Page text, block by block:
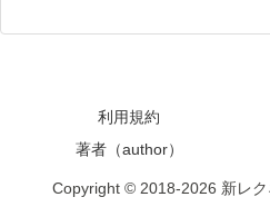
利用規約
著者（author）
Copyright © 2018-2026 新レク